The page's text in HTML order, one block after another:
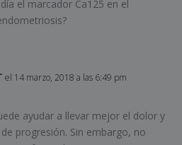
el marcador Ca125 en el
el 14 marzo, 2018 a las 6:49 pm
ayudar a llevar mejor el dolor y
progresión. Sin embargo, no